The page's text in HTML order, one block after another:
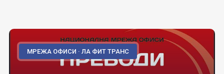
МРЕЖА ОФИСИ · ЛА ФИТ ТРАНС